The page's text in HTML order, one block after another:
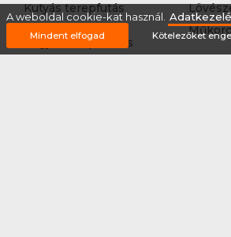
Kutyás terepfutás
MTB-
hegyikerékpározás
A weboldal cookie-kat használ.
Mindent elfogad Kötelezőket